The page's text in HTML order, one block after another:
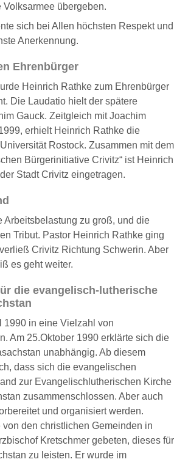
übergeben.
sich bei Allen höchsten Respekt und
Anerkennung.
Ehrenbürger
Heinrich Rathke zum Ehrenbürger
Die Laudatio hielt der spätere
Gauck. Zeitgleich mit Joachim
erhielt Heinrich Rathke die
Rostock. Zusammen mit dem
Bürgerinitiative Crivitz“ ist Heinrich
Stadt Crivitz eingetragen.
Arbeitsbelastung zu groß, und die
Tribut. Pastor Heinrich Rathke ging
Crivitz Richtung Schwerin. Aber
es geht weiter.
die evangelisch-lutherische
1990 in eine Vielzahl von
Am 25.Oktober 1990 erklärte sich die
unabhängig. Ab diesem
dass sich die evangelischen
zur Evangelischlutherischen Kirche
zusammenschlossen. Aber auch
und organisiert werden.
den christlichen Gemeinden in
Kretschmer gebeten, dieses für
zu leisten. Er wurde im